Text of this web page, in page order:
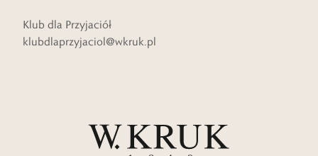
Klub dla Przyjaciół
klubdlaprzyjaciol@wkruk.pl